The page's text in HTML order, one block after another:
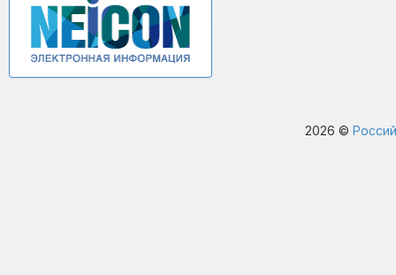
2026 ©